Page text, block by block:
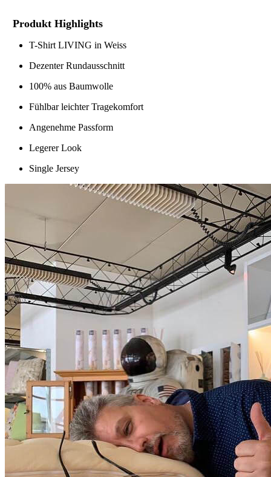
Produkt Highlights
T-Shirt LIVING in Weiss
Dezenter Rundausschnitt
100% aus Baumwolle
Fühlbar leichter Tragekomfort
Angenehme Passform
Legerer Look
Single Jersey